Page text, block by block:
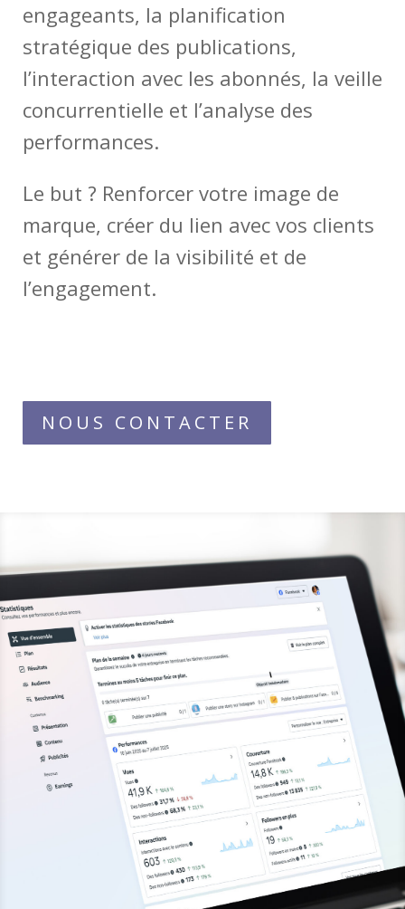
engageants, la planification
stratégique des publications,
l’interaction avec les abonnés, la veille
concurrentielle et l’analyse des
performances.
Le but ? Renforcer votre image de
marque, créer du lien avec vos clients
et générer de la visibilité et de
l’engagement.
NOUS CONTACTER